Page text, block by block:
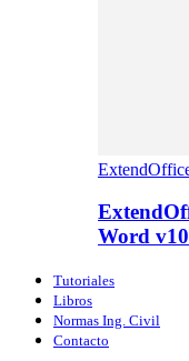
Word
Tutoriales
Libros
Normas Ing. Civil
Contacto